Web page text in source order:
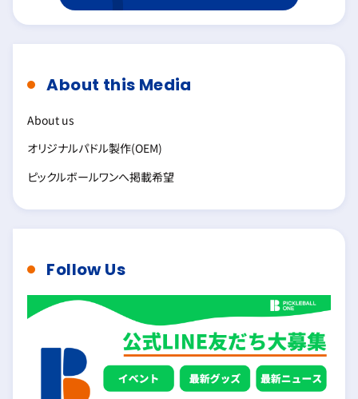
About this Media
About us
オリジナルパドル製作(OEM)
ピックルボールワンへ掲載希望
Follow Us